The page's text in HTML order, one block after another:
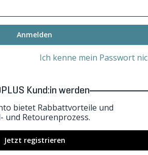
Anmelden
Ich kenne mein Passwort
Kund:in werden
bietet Rabbattvorteile und
und Retourenprozess.
Jetzt registrieren